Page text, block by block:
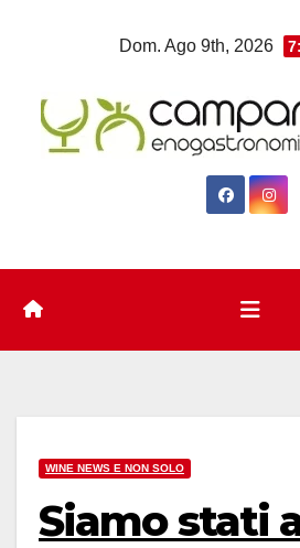
Dom. Ago 9th, 2026
WINE NEWS E NON SOLO
Siamo stati